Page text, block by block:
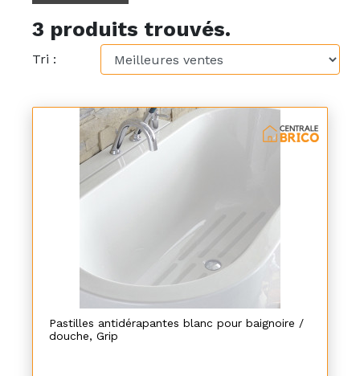
3 produits trouvés.
Tri :
Pastilles antidérapantes blanc pour baignoire /
douche, Grip